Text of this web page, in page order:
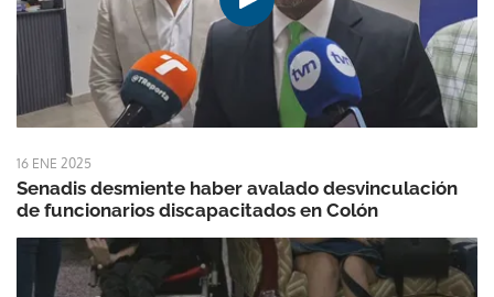
16 ENE 2025
Senadis desmiente haber avalado desvinculación
de funcionarios discapacitados en Colón